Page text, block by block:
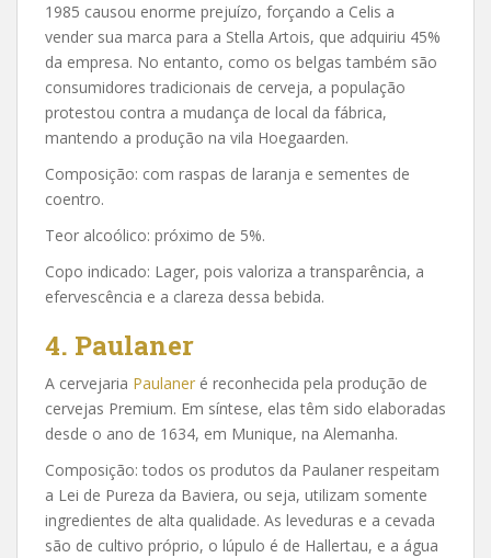
1985 causou enorme prejuízo, forçando a Celis a
vender sua marca para a Stella Artois, que adquiriu 45%
da empresa. No entanto, como os belgas também são
consumidores tradicionais de cerveja, a população
protestou contra a mudança de local da fábrica,
mantendo a produção na vila Hoegaarden.
Composição: com raspas de laranja e sementes de
coentro.
Teor alcoólico: próximo de 5%.
Copo indicado: Lager, pois valoriza a transparência, a
efervescência e a clareza dessa bebida.
4. Paulaner
A cervejaria Paulaner é reconhecida pela produção de
cervejas Premium. Em síntese, elas têm sido elaboradas
desde o ano de 1634, em Munique, na Alemanha.
Composição: todos os produtos da Paulaner respeitam
a Lei de Pureza da Baviera, ou seja, utilizam somente
ingredientes de alta qualidade. As leveduras e a cevada
são de cultivo próprio, o lúpulo é de Hallertau, e a água